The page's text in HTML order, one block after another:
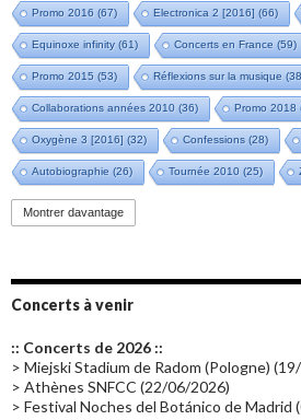
Promo 2016 (67) Electronica 2 [2016] (66)
Equinoxe infinity(61) Concerts en France (59)
Promo 2015 (53) Réflexions sur la musique
Collaborations années 2010 (36) Promo 2018
Oxygène 3 [2016] (32) Confessions (28)
Autobiographie (26) Tournée 2010 (25)
Promo 2019(23)
Groupe de Recherche Musicale
Passages radio Vidéo Jarrecast (16)
Les concerts en Chine(16) Cinéma
Montrer davantage
Concerts à venir
:: Concerts de 2026 ::
> Miejski Stadium de Radom (Pologne)
> Athènes SNFCC (22/06/2026)
> Festival Noches del Botánico de Madrid